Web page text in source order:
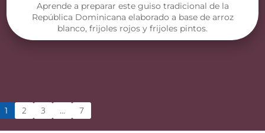
Aprende a preparar este guiso tradicional de la
República Dominicana elaborado a base de arroz
blanco, frijoles rojos y frijoles pintos.
1 2 3 … 7